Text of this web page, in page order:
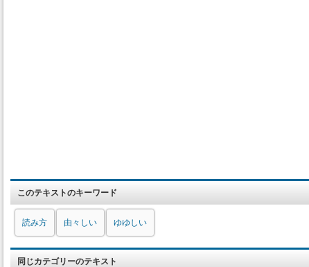
このテキストのキーワード
読み方 由々しい ゆゆしい
同じカテゴリーのテキスト